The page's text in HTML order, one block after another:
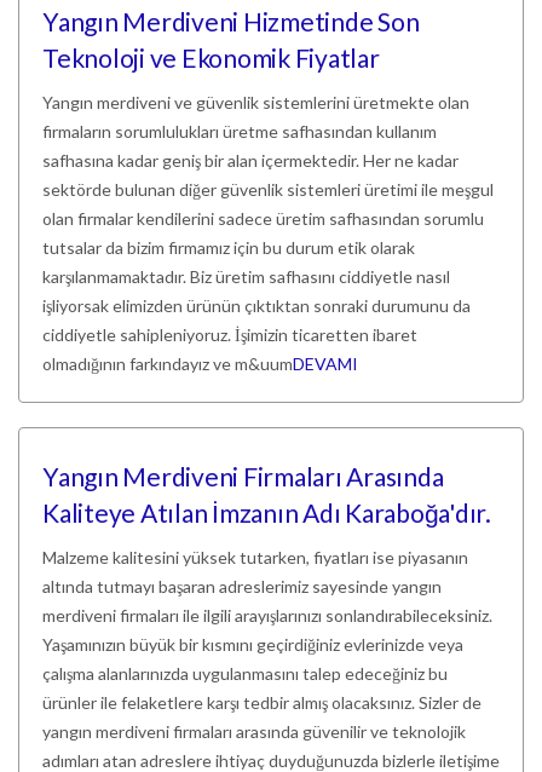
Yangın Merdiveni Hizmetinde Son
Teknoloji ve Ekonomik Fiyatlar
Yangın merdiveni ve güvenlik sistemlerini üretmekte olan
firmaların sorumlulukları üretme safhasından kullanım
safhasına kadar geniş bir alan içermektedir. Her ne kadar
sektörde bulunan diğer güvenlik sistemleri üretimi ile meşgul
olan firmalar kendilerini sadece üretim safhasından sorumlu
tutsalar da bizim firmamız için bu durum etik olarak
karşılanmamaktadır. Biz üretim safhasını ciddiyetle nasıl
işliyorsak elimizden ürünün çıktıktan sonraki durumunu da
ciddiyetle sahipleniyoruz. İşimizin ticaretten ibaret
olmadığının farkındayız ve m&uumDEVAMI
Yangın Merdiveni Firmaları Arasında
Kaliteye Atılan İmzanın Adı Karaboğa'dır.
Malzeme kalitesini yüksek tutarken, fiyatları ise piyasanın
altında tutmayı başaran adreslerimiz sayesinde yangın
merdiveni firmaları ile ilgili arayışlarınızı sonlandırabileceksiniz.
Yaşamınızın büyük bir kısmını geçirdiğiniz evlerinizde veya
çalışma alanlarınızda uygulanmasını talep edeceğiniz bu
ürünler ile felaketlere karşı tedbir almış olacaksınız. Sizler de
yangın merdiveni firmaları arasında güvenilir ve teknolojik
adımları atan adreslere ihtiyaç duyduğunuzda bizlerle iletişime